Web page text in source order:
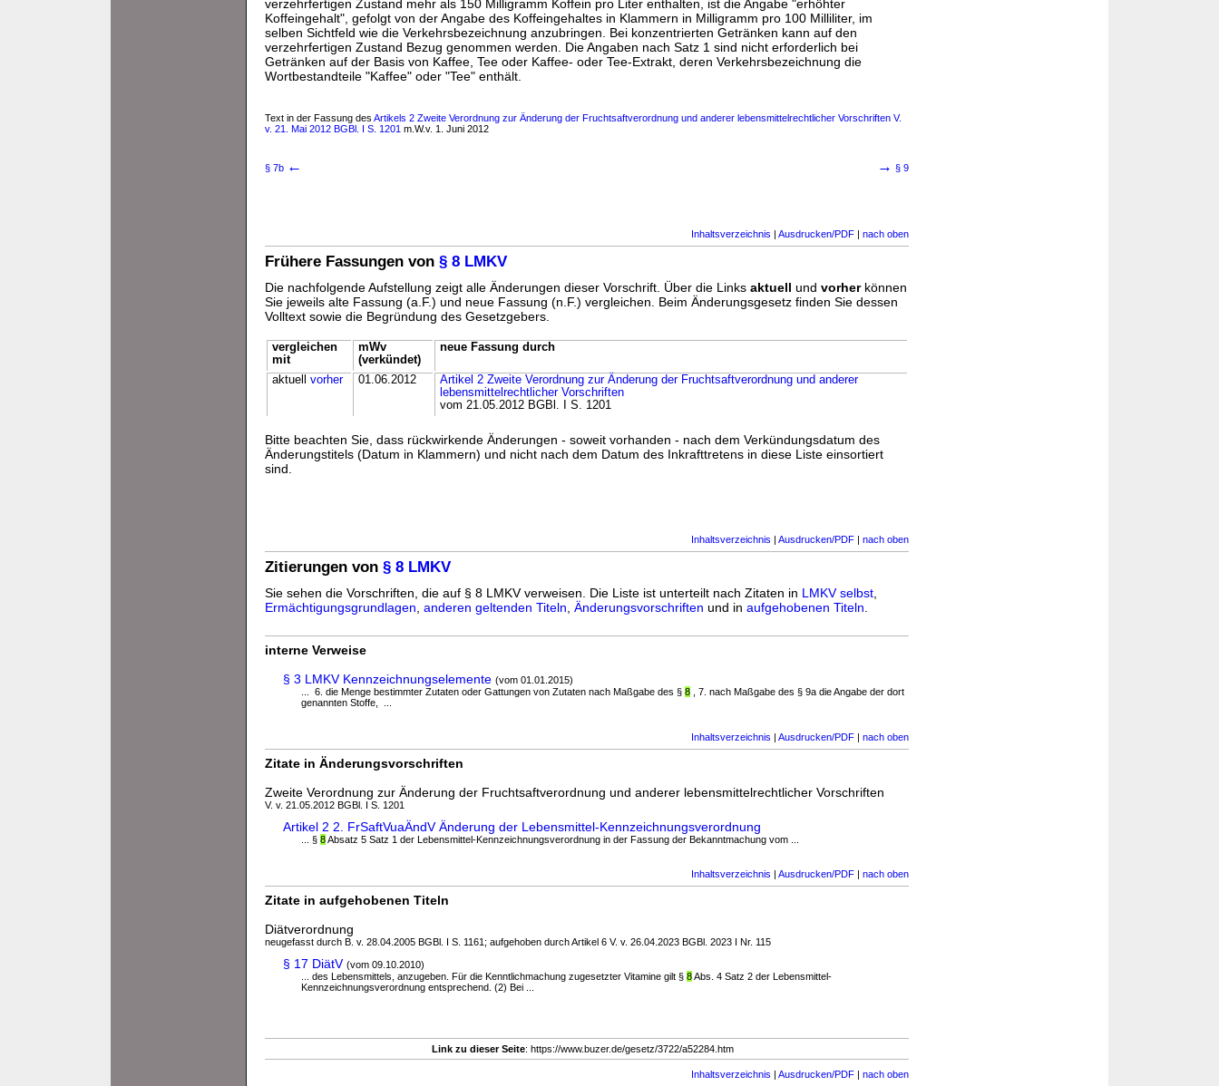
verzehrfertigen Zustand mehr als 150 Milligramm Koffein pro Liter enthalten, ist die Angabe "erhöhter
Koffeingehalt", gefolgt von der Angabe des Koffeingehaltes in Klammern in Milligramm pro 100 Milliliter, im
selben Sichtfeld wie die Verkehrsbezeichnung anzubringen. Bei konzentrierten Getränken kann auf den
verzehrfertigen Zustand Bezug genommen werden. Die Angaben nach Satz 1 sind nicht erforderlich bei
Getränken auf der Basis von Kaffee, Tee oder Kaffee- oder Tee-Extrakt, deren Verkehrsbezeichnung die
Wortbestandteile "Kaffee" oder "Tee" enthält.
Text in der Fassung des Artikels 2 Zweite Verordnung zur Änderung der Fruchtsaftverordnung und anderer lebensmittelrechtlicher Vorschriften V.
v. 21. Mai 2012 BGBl. I S. 1201 m.W.v. 1. Juni 2012
§ 7b ← → § 9
Inhaltsverzeichnis | Ausdrucken/PDF | nach oben
Frühere Fassungen von § 8 LMKV
Die nachfolgende Aufstellung zeigt alle Änderungen dieser Vorschrift. Über die Links aktuell und vorherkönnen
Sie jeweils alte Fassung (a.F.) und neue Fassung (n.F.) vergleichen. Beim Änderungsgesetz finden Sie dessen
Volltext sowie die Begründung des Gesetzgebers.
vergleichen
mit
mWv
(verkündet)
neue Fassung durch
aktuell vorher 01.06.2012
Artikel 2 Zweite Verordnung zur Änderung der Fruchtsaftverordnung und anderer
lebensmittelrechtlicher Vorschriften
vom 21.05.2012 BGBl. I S. 1201
Bitte beachten Sie, dass rückwirkende Änderungen - soweit vorhanden - nach dem Verkündungsdatum des
Änderungstitels (Datum in Klammern) und nicht nach dem Datum des Inkrafttretens in diese Liste einsortiert
sind.
Inhaltsverzeichnis | Ausdrucken/PDF | nach oben
Zitierungen von § 8 LMKV
Sie sehen die Vorschriften, die auf § 8 LMKV verweisen. Die Liste ist unterteilt nach Zitaten in LMKV selbst
Ermächtigungsgrundlagen anderen geltenden Titeln Änderungsvorschriften und in aufgehobenen Titeln
interne Verweise
§ 3 LMKV Kennzeichnungselemente (vom 01.01.2015)
... 6. die Menge bestimmter Zutaten oder Gattungen von Zutaten nach Maßgabe des § 8 , 7. nach Maßgabe des § 9a die Angabe der dort
genannten Stoffe, ...
Inhaltsverzeichnis | Ausdrucken/PDF | nach oben
Zitate in Änderungsvorschriften
Zweite Verordnung zur Änderung der Fruchtsaftverordnung und anderer lebensmittelrechtlicher Vorschriften
V. v. 21.05.2012 BGBl. I S. 1201
Artikel 2 2. FrSaftVuaÄndV Änderung der Lebensmittel-Kennzeichnungsverordnung
... § 8Absatz 5 Satz 1 der Lebensmittel-Kennzeichnungsverordnung in der Fassung der Bekanntmachung vom ...
Inhaltsverzeichnis | Ausdrucken/PDF | nach oben
Zitate in aufgehobenen Titeln
Diätverordnung
neugefasst durch B. v. 28.04.2005 BGBl. I S. 1161; aufgehoben durch Artikel 6 V. v. 26.04.2023 BGBl. 2023 I Nr. 115
§ 17 DiätV (vom 09.10.2010)
... des Lebensmittels, anzugeben. Für die Kenntlichmachung zugesetzter Vitamine gilt § 8Abs. 4 Satz 2 der Lebensmittel-
Kennzeichnungsverordnung entsprechend. (2) Bei ...
Link zu dieser Seite: https://www.buzer.de/gesetz/3722/a52284.htm
Inhaltsverzeichnis | Ausdrucken/PDF | nach oben